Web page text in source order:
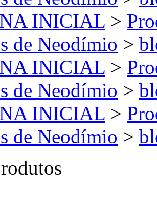
INICIAL >
de Neodímio >
INICIAL >
de Neodímio >
INICIAL >
de Neodímio >